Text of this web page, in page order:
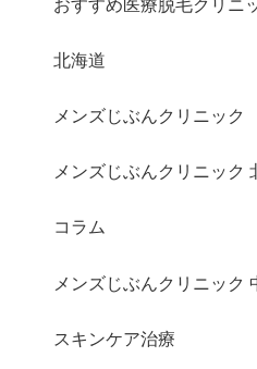
おすすめ医療脱毛クリニ
北海道
メンズじぶんクリニック
メンズじぶんクリニック
コラム
メンズじぶんクリニック
スキンケア治療